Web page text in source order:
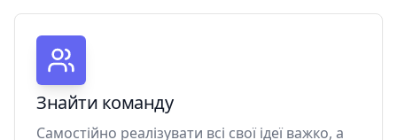
Знайти команду
Самостійно реалізувати всі свої ідеї важко, а